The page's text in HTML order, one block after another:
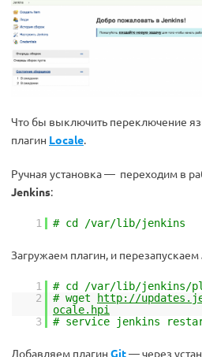
Что бы выключить переключение
плагин Locale.
Ручная установка — переходим в
Jenkins:
1 # cd /var/lib/jenkins
Загружаем плагин, и перезапускаем
1
# cd /var/lib/jenkins/
2
# wget
http://
ocale.hpi
3
# service jenkins
Добавляем плагин Git— через